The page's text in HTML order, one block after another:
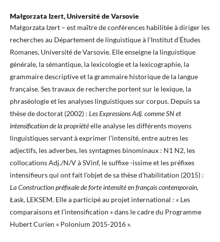
Małgorzata Izert, Université de Varsovie
Małgorzata Izert – est maître de conférences habilitée à diriger les
recherches au Département de linguistique à l’Institut d’Études
Romanes, Université de Varsovie. Elle enseigne la linguistique
générale, la sémantique, la lexicologie et la lexicographie, la
grammaire descriptive et la grammaire historique de la langue
française. Ses travaux de recherche portent sur le lexique, la
phraséologie et les analyses linguistiques sur corpus. Depuis sa
thèse de doctorat (2002) : Les Expressions Adj. comme SN et
intensification de la propriétéelle analyse les différents moyens
linguistiques servant à exprimer l’intensité, entre autres les
adjectifs, les adverbes, les syntagmes binominaux : N1 N2, les
collocations Adj./N/V à SVinf, le suffixe -issime et les préfixes
intensifieurs qui ont fait l’objet de sa thèse d’habilitation (2015) :
La Construction préfixale de forte intensité en français contemporain,
Łask, LEKSEM. Elle a participé au projet international : « Les
comparaisons et l’intensification » dans le cadre du Programme
Hubert Curien « Polonium 2015-2016 ».